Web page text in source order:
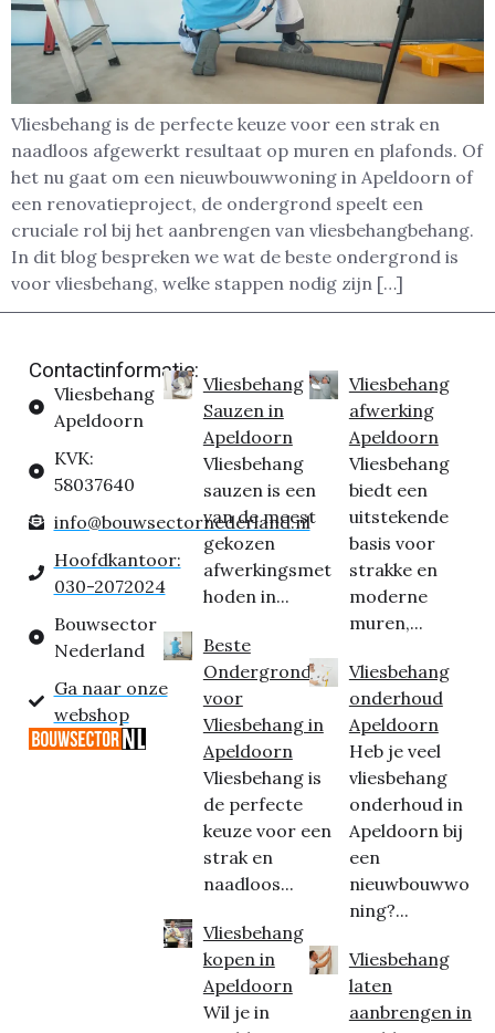
Vliesbehang is de perfecte keuze voor een strak en
naadloos afgewerkt resultaat op muren en plafonds. Of
het nu gaat om een nieuwbouwwoning in Apeldoorn of
een renovatieproject, de ondergrond speelt een
cruciale rol bij het aanbrengen van vliesbehangbehang.
In dit blog bespreken we wat de beste ondergrond is
voor vliesbehang, welke stappen nodig zijn […]
Contactinformatie:
Vliesbehang
Apeldoorn
KVK:
58037640
info@bouwsectornederland.nl
Hoofdkantoor:
030-2072024
Bouwsector
Nederland
Ga naar onze
webshop
Vliesbehang
Sauzen in
Apeldoorn
Vliesbehang
sauzen is een
van de meest
gekozen
afwerkingsmet
hoden in...
Beste
Ondergrond
voor
Vliesbehang in
Apeldoorn
Vliesbehang is
de perfecte
keuze voor een
strak en
naadloos...
Vliesbehang
kopen in
Apeldoorn
Wil je in
Vliesbehang
afwerking
Apeldoorn
Vliesbehang
biedt een
uitstekende
basis voor
strakke en
moderne
muren,...
Vliesbehang
onderhoud
Apeldoorn
Heb je veel
vliesbehang
onderhoud in
Apeldoorn bij
een
nieuwbouwwo
ning?...
Vliesbehang
laten
aanbrengen in